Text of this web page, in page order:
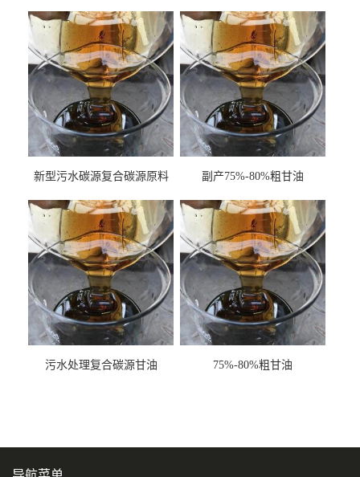
新型污水碳源复合碳源原料
副产75%-80%粗甘油
污水处理复合碳源甘油
75%-80%粗甘油